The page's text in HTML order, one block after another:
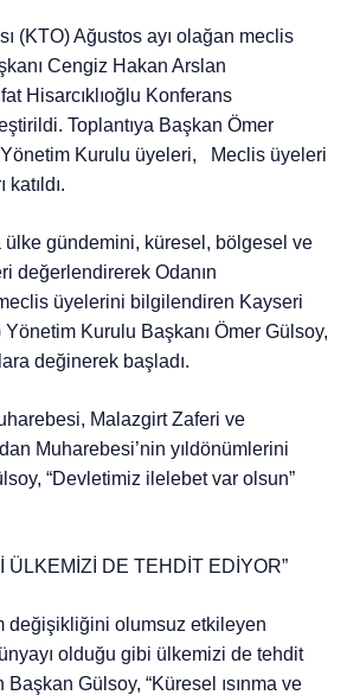
(KTO) Ağustos ayı olağan meclis
Cengiz Hakan Arslan
Hisarcıklıoğlu Konferans
Toplantıya Başkan Ömer
Yönetim Kurulu üyeleri, Meclis üyeleri
ülke gündemini, küresel, bölgesel ve
değerlendirerek Odanın
üyelerini bilgilendiren Kayseri
Yönetim Kurulu Başkanı Ömer Gülsoy,
değinerek başladı.
Malazgirt Zaferi ve
Muharebesi’nin yıldönümlerini
“Devletimiz ilelebet var olsun”
ÜLKEMİZİ DE TEHDİT EDİYOR”
değişikliğini olumsuz etkileyen
olduğu gibi ülkemizi de tehdit
Gülsoy, “Küresel ısınma ve